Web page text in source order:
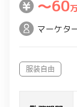
〜60万
マーケタ
服装自由